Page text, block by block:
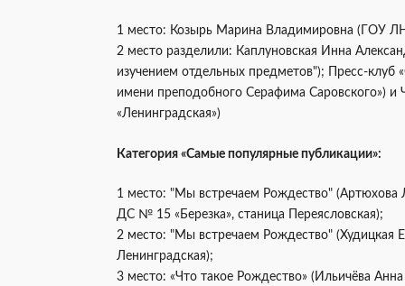
1 место: Козырь Марина Владимировна (ГОУ
2 место разделили: Каплуновская Инна
изучением отдельных предметов"); Пресс-клуб
имени преподобного Серафима
«Ленинградская»)
Категория «Самые популярные публикации»:
1 место: "Мы встречаем Рождество"
ДС № 15 «Березка», станица Переясловская);
2 место: "Мы встречаем Рождество"
Ленинградская);
3 место: «Что такое Рождество» (Ильичёва